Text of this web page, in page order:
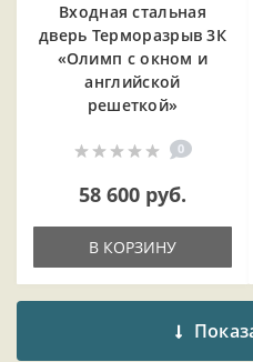
Входная cтальная
дверь Терморазрыв 3К
«Олимп с окном и
английской
решеткой»
0
58 600 руб.
В КОРЗИНУ